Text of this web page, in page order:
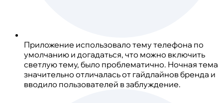
Приложение использовало тему телефона по
умолчанию и догадаться, что можно включить
светлую тему, было проблематично. Ночная тема
значительно отличалась от гайдлайнов бренда и
вводило пользователей в заблуждение.